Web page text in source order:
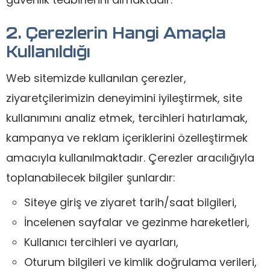
2. Çerezlerin Hangi Amaçla
Kullanıldığı
Web sitemizde kullanılan çerezler,
ziyaretçilerimizin deneyimini iyileştirmek, site
kullanımını analiz etmek, tercihleri hatırlamak,
kampanya ve reklam içeriklerini özelleştirmek
amacıyla kullanılmaktadır. Çerezler aracılığıyla
toplanabilecek bilgiler şunlardır:
Siteye giriş ve ziyaret tarih/saat bilgileri,
İncelenen sayfalar ve gezinme hareketleri,
Kullanıcı tercihleri ve ayarları,
Oturum bilgileri ve kimlik doğrulama verileri,